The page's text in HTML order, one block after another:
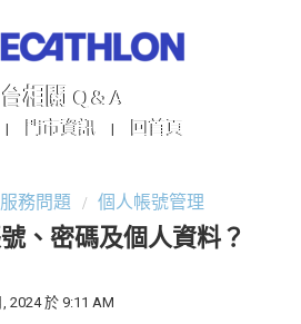
相關 Q&A
門市資訊 回首頁
務問題 個人帳號管理
、密碼及個人資料？
2024 於 9:11 AM